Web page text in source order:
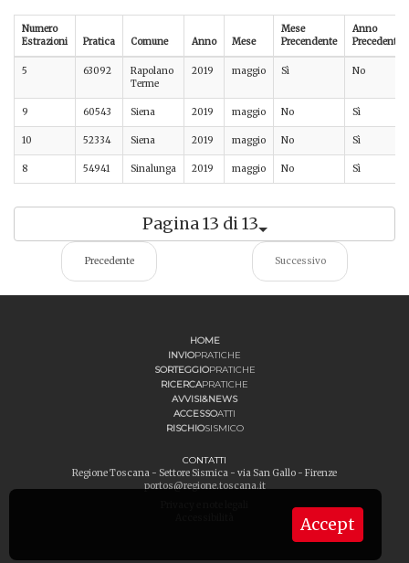
Numero
Estrazioni
Pratica Comune Anno Mese
Mese
Precendente
Anno
Precedente
5 63092
Rapolano
Terme
2019 maggio Sì No
9 60543 Siena 2019 maggio No Sì
10 52334 Siena 2019 maggio No Sì
8 54941 Sinalunga 2019 maggio No Sì
Pagina 13 di 13
Precedente Successivo
Accept
HOME
INVIOPRATICHE
SORTEGGIOPRATICHE
RICERCAPRATICHE
AVVISI&NEWS
ACCESSOATTI
RISCHIOSISMICO
CONTATTI
Regione Toscana - Settore Sismica - via San Gallo - Firenze
portos@regione.toscana.it